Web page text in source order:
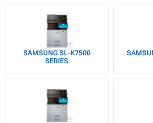
SAMSUNG SL-K7500
SERIES